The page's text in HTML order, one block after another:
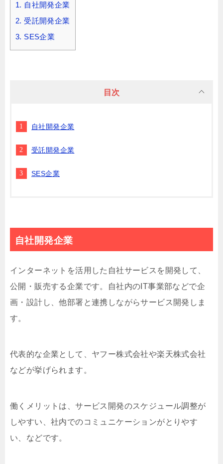
1. 自社開発企業
2. 受託開発企業
3. SES企業
目次
自社開発企業
受託開発企業
SES企業
自社開発企業
インターネットを活用した自社サービスを開発して、
公開・販売する企業です。自社内のIT事業部などで企
画・設計し、他部署と連携しながらサービス開発しま
す。
代表的な企業として、ヤフー株式会社や楽天株式会社
などが挙げられます。
働くメリットは、サービス開発のスケジュール調整が
しやすい、社内でのコミュニケーションがとりやす
い、などです。